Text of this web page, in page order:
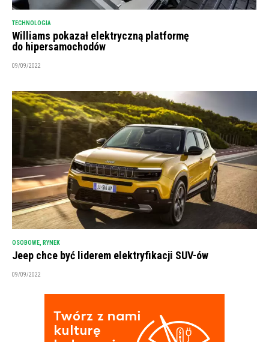
TECHNOLOGIA
Williams pokazał elektryczną platformę
do hipersamochodów
09/09/2022
OSOBOWE RYNEK
Jeep chce być liderem elektryfikacji SUV-ów
09/09/2022